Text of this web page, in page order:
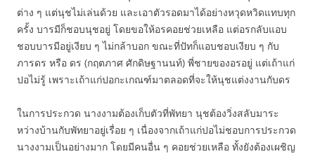
ต่าง ๆ แต่นุชไม่เล่นด้วย และเอาตัวรอดมาได้อย่างหวุดหวิดแทบทุก
ครั้ง บารมีก็ชอบนุชอยู่ โดยขอให้อรคอยช่วยเหลือ แต่อรกลับแอบ
ชอบบารมีอยู่เงียบ ๆ ไม่กล้าบอก ขณะที่ปัทก็แอบชอบเงียบ ๆ กับ
ภารดร หรือ ดร (กฤตภาศ ศักดิษฐานนท์) พี่ชายของอรอยู่ แต่เถ้าแก่
ปอไม่รู้ เพราะเถ้าแก่ปอกะเกณฑ์มาตลอดที่จะให้นุชแต่งงานกับดร
ในการประกวด นางงามต้องเก็บตัวที่พัทยา นุชต้องวิ่งสลับมาระ
หว่างบ้านกับพัทยาอยู่เรื่อย ๆ เนื่องจากเถ้าแก่ปอไม่ชอบการประกวด
นางงามเป็นอย่างมาก โดยมีคนอื่น ๆ คอยช่วยเหลือ ทั้งยังต้องเผชิญ